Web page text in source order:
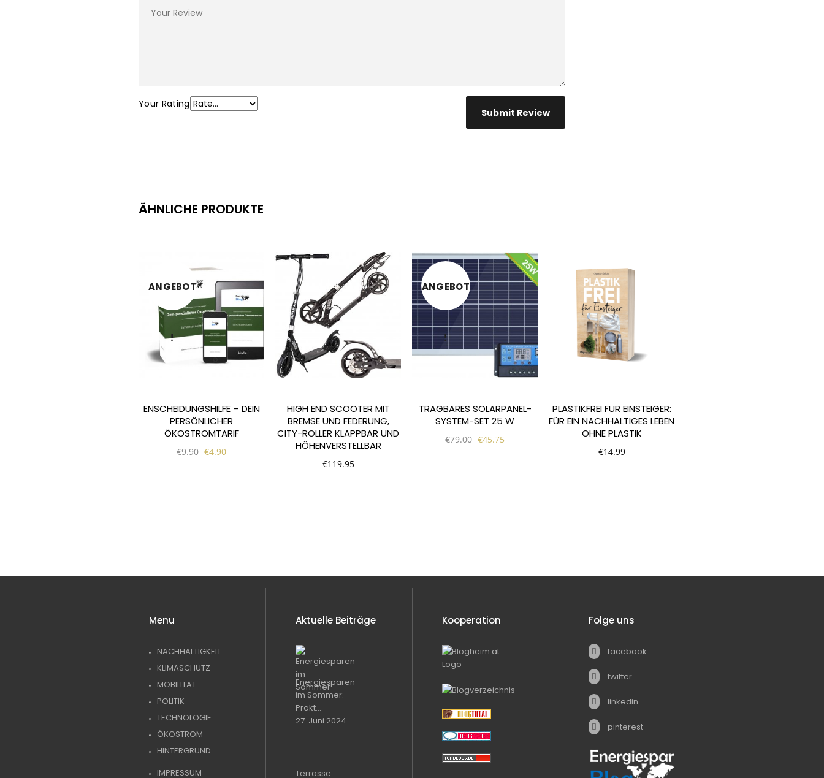
Your Rating
ÄHNLICHE PRODUKTE
ANGEBOT
!
ENSCHEIDUNGSHILFE – DEIN
PERSÖNLICHER
ÖKOSTROMTARIF
€9.90 €4.90
HIGH END SCOOTER MIT
BREMSE UND FEDERUNG,
CITY-ROLLER KLAPPBAR UND
HÖHENVERSTELLBAR
€119.95
ANGEBOT
!
TRAGBARES SOLARPANEL-
SYSTEM-SET 25 W
€79.00 €45.75
PLASTIKFREI FÜR EINSTEIGER:
FÜR EIN NACHHALTIGES LEBEN
OHNE PLASTIK
€14.99
Menu
NACHHALTIGKEIT
KLIMASCHUTZ
MOBILITÄT
POLITIK
TECHNOLOGIE
ÖKOSTROM
HINTERGRUND
IMPRESSUM
Aktuelle Beiträge
Energiesparen
im Sommer:
Prakt...
27. Juni 2024
Terrasse
Kooperation Folge uns
facebook
twitter
linkedin
pinterest